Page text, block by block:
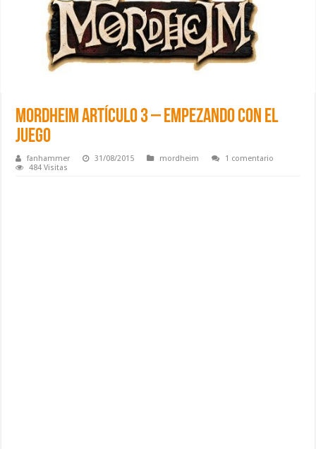
Mordheim Artículo 3 – Empezando con el
juego
fanhammer 31/08/2015 mordheim
1 comentario
484 Visitas